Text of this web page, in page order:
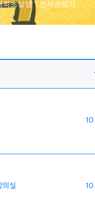
초상영 \ 전체관람가
의실